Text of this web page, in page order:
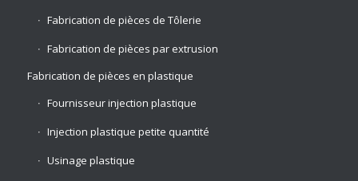
Fabrication de pièces de Tôlerie
Fabrication de pièces par extrusion
Fabrication de pièces en plastique
Fournisseur injection plastique
Injection plastique petite quantité
Usinage plastique